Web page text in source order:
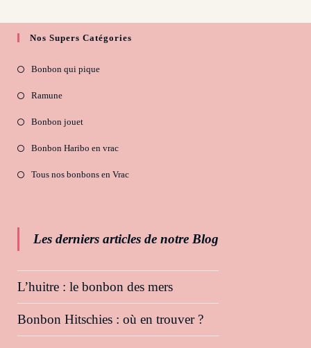
Nos Supers Catégories
Bonbon qui pique
Ramune
Bonbon jouet
Bonbon Haribo en vrac
Tous nos bonbons en Vrac
Les derniers articles de notre Blog
L’huitre : le bonbon des mers
Bonbon Hitschies : où en trouver ?